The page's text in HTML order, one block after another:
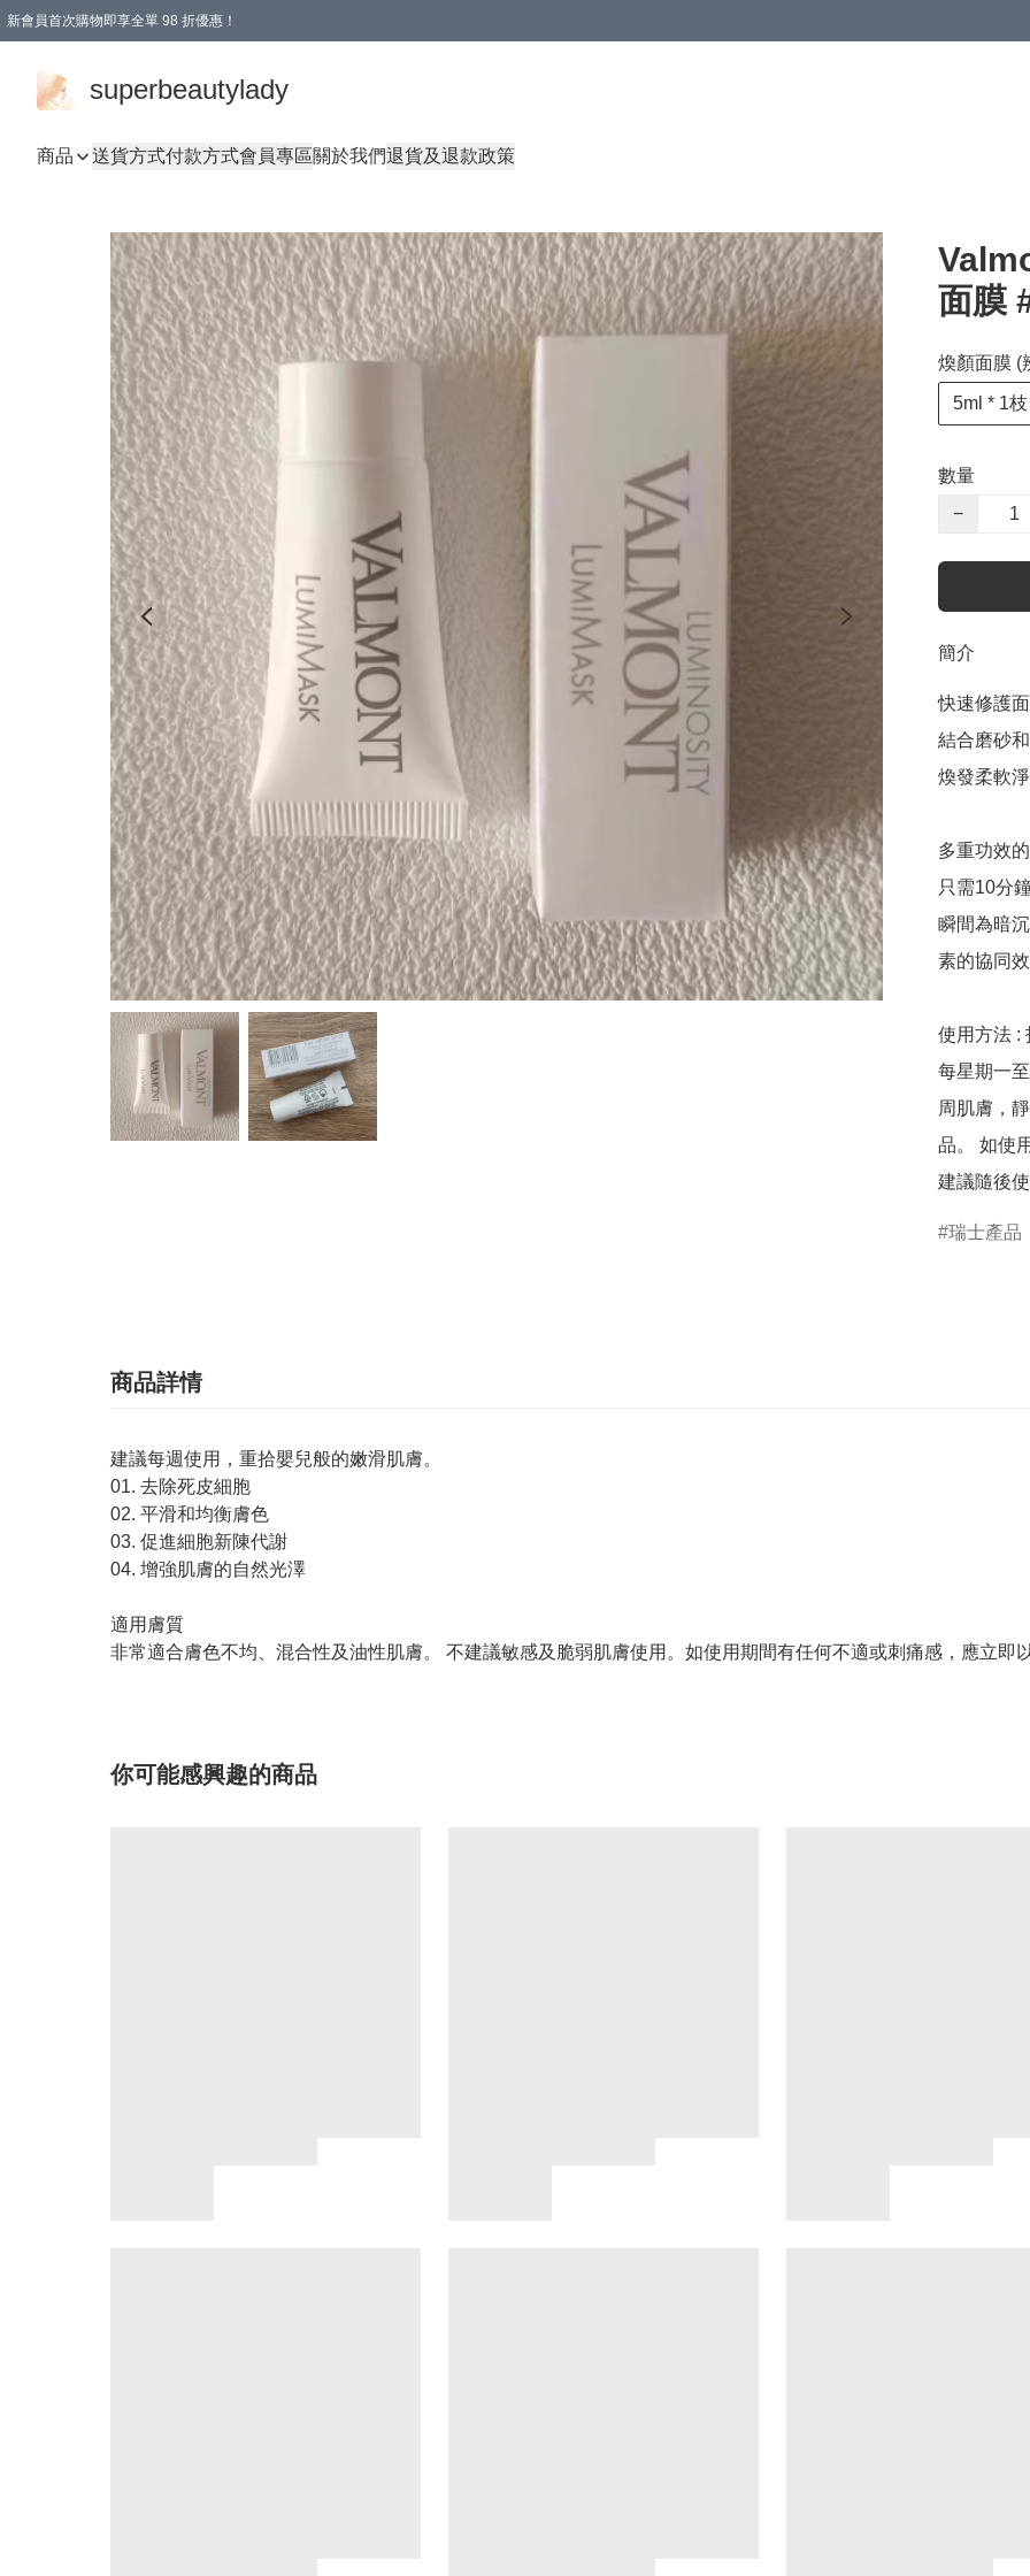
新會員首次購物即享全單 98 折優惠！
superbeautylady
商品 送貨方式付款方式會員專區關於我們退貨及退款政策
面膜
煥顏面膜 (
5ml * 1枝
數量
−
簡介
快速修護
結合磨砂
煥發柔軟淨
多重功效
只需10分
瞬間為暗
素的協同
使用方法 :
每星期一
周肌膚，
品。 如使
瑞士產品
商品詳情
建議每週使用，重拾嬰兒般的嫩滑肌膚。
01. 去除死皮細胞
02. 平滑和均衡膚色
03. 促進細胞新陳代謝
04. 增強肌膚的自然光澤
適用膚質
非常適合膚色不均、混合性及油性肌膚。 不建議敏感及脆弱肌膚使用。如使用期間有任何不適或刺痛感，應立即
你可能感興趣的商品